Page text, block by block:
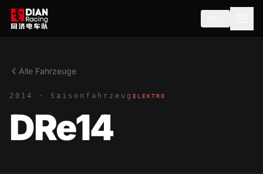
Alle Fahrzeuge
2014 · Saisonfahrzeug ELEKTRO
DRe14